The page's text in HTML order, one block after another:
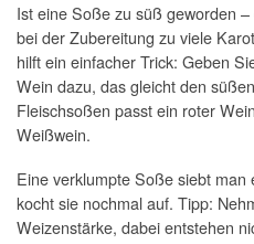
Ist eine Soße zu süß geworden
bei der Zubereitung zu viele
hilft ein einfacher Trick: Geben
Wein dazu, das gleicht den
Fleischsoßen passt ein roter
Weißwein.
Eine verklumpte Soße siebt
kocht sie nochmal auf. Tipp:
Weizenstärke, dabei entstehen